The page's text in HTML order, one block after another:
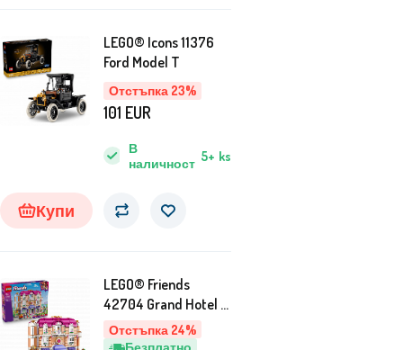
Отстъпка 23%
LEGO® Icons 11376
Ford Model T
В
наличност 5+ ks
101 EUR
Купи
Отстъпка 24%
Безплатно
LEGO® Friends
42704 Grand Hotel v
městečku Heartlake